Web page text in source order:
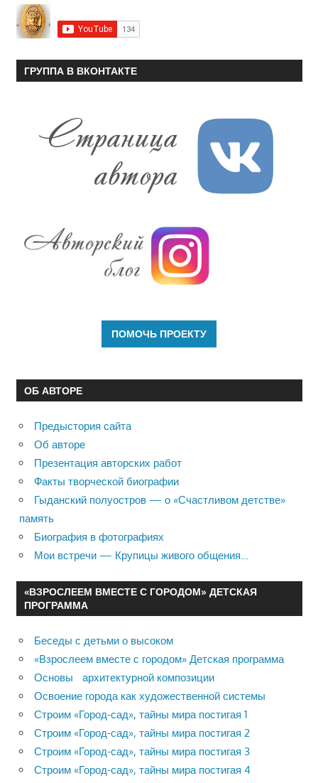
ГРУППА В ВКОНТАКТЕ
ОБ АВТОРЕ
Предыстория сайта
Об авторе
Презентация авторских работ
Факты творческой биографии
Гыданский полуостров — о «Счастливом детстве»
память
Биография в фотографиях
Мои встречи — Крупицы живого общения…
«ВЗРОСЛЕЕМ ВМЕСТЕ С ГОРОДОМ» ДЕТСКАЯ
ПРОГРАММА
Беседы с детьми о высоком
«Взрослеем вместе с городом» Детская программа
Основы архитектурной композиции
Освоение города как художественной системы
Строим «Город-сад», тайны мира постигая 1
Строим «Город-сад», тайны мира постигая 2
Строим «Город-сад», тайны мира постигая 3
Строим «Город-сад», тайны мира постигая 4